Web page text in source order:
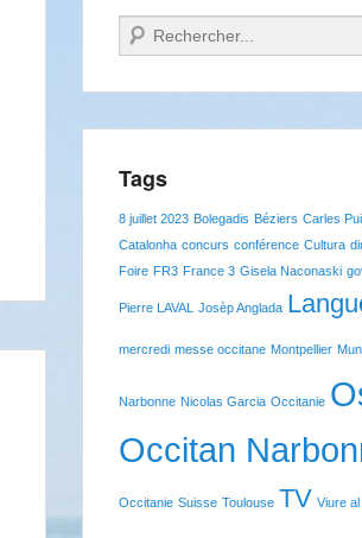
Recherche
Tags
8 juillet 2023 Bolegadis Béziers Carles
Catalonha concurs conférence Cultura
Foire FR3 France 3 Gisela Naconaski
Pierre LAVAL Josèp Anglada
mercredi messe occitane Montpellier
Narbonne Nicolas Garcia Occitanie
Occitan
Occitanie Suisse Toulouse TV Viure al